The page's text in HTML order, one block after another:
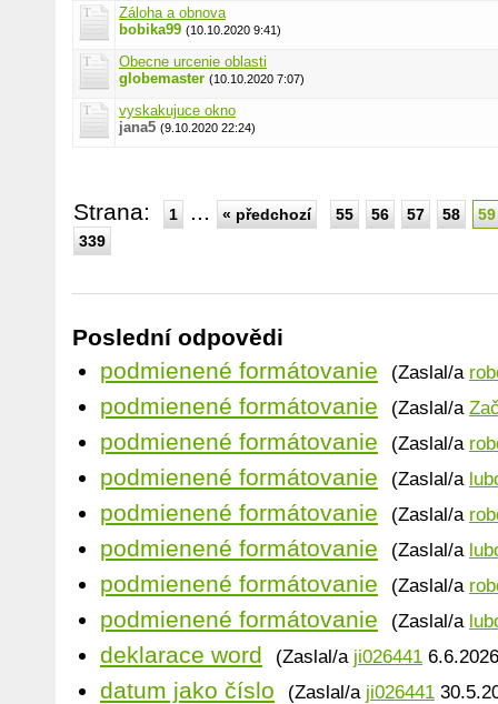
Záloha a obnova
bobika99 (10.10.2020 9:41)
Obecne urcenie oblasti
globemaster (10.10.2020 7:07)
vyskakujuce okno
jana5 (9.10.2020 22:24)
Strana: 1 ... « předchozí 55 56 57 58
59
339
Poslední odpovědi
podmienené formátovanie
(Zaslal/a
podmienené formátovanie (Zaslal/a
podmienené formátovanie (Zaslal/a
podmienené formátovanie (Zaslal/a
podmienené formátovanie (Zaslal/a
podmienené formátovanie (Zaslal/a
podmienené formátovanie (Zaslal/a
podmienené formátovanie (Zaslal/a
deklarace word (Zaslal/a ji026441
datum jako číslo (Zaslal/a ji026441